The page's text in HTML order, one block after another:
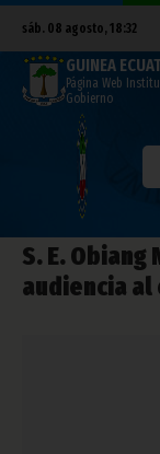
sáb. 08 agosto, 18:32
GUINEA
Página Web
Gobierno
S. E.
audiencia al